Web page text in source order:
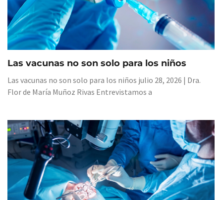
Las vacunas no son solo para los niños
Las vacunas no son solo para los niños julio 28, 2026 | Dra.
Flor de María Muñoz Rivas Entrevistamos a